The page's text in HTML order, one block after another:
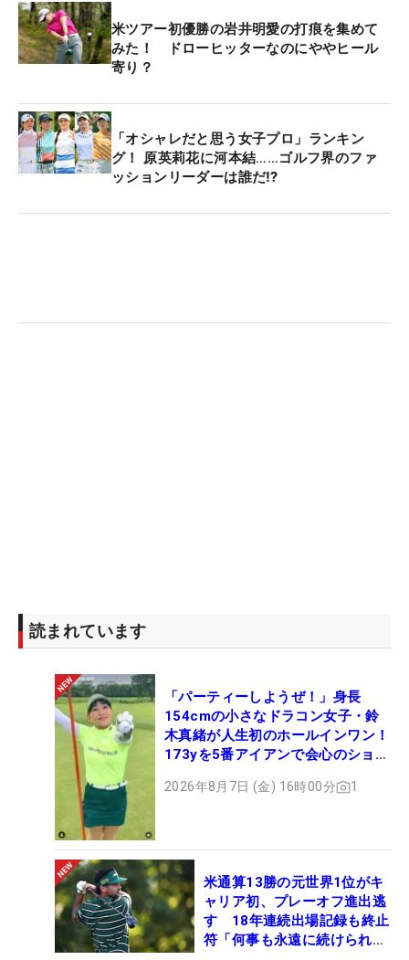
が多かった」と課題も明確。「そういうところは冷
静に落ち着いていきたい。まだまだ足りないとこ
ろ。技術面は前よりは成長したと感じているので、
学んだことは、今後の糧にしていきたい。
ゴルフは父の影響で2歳に始め、ベストスコアは中
学2年生のときに出した「65」だ。2021年の「埼玉
けど、60台がけっこう増えて、ゴルフになってきま
した」と環境が変わり、徐々にレベルを上げてきて
いる。中2からベストスコアの更新ができていない
が、「できればツアーで出したい」という意識を持
ち、挑んでいる。
もちろん、目標はプロになってレギュラーツアーで
戦い活躍すること。だからこそ「できることなら、
この試合かゴルフ5レディスで勝ちたかった」と悔
しがる。アマチュア優勝を果たしてプロ転向するこ
とが目標だ。これまでだと、2003年の「ミヤギテレ
ビ杯ダンロップ女子オープン」を制し、史上初の高
校生プロゴルファーとなった宮里藍、19年の「富士
通レディース」で勝ちプロ宣言した古江彩佳らのよ
米ツアー初優勝の岩井明愛の打痕を集めて
みた！ ドローヒッターなのにややヒール
寄り？
「オシャレだと思う女子プロ」ランキン
グ！ 原英莉花に河本結……ゴルフ界のファ
ッションリーダーは誰だ⁉
読まれています
「パーティーしようぜ！」身長
154cmの小さなドラコン女子・鈴
木真緒が人生初のホールインワン！
173yを5番アイアンで会心のショッ
2026年8月7日 (金) 16時00分 1
米通算13勝の元世界1位がキ
ャリア初、プレーオフ進出逃
す 18年連続出場記録も終止
符「何事も永遠に続けられな